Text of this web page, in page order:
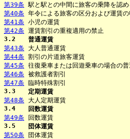
第39条 駅と駅との中間に旅客の乗降を認
第40条 年令による旅客の区分および運賃の
第41条 小児の運賃
第42条 運賃割引の重複適用の禁止
3.2
普通運賃
第43条 大人普通運賃
第44条 割引の片道旅客運賃
第45条 往復乗車または回遊乗車の場合の
第46条 被救護者割引
第47条 臨時特殊割引
3.3
定期運賃
第48条 大人定期運賃
3.4
回数運賃
第49条
回数運賃
3.5
団体運賃
第50条
団体運賃